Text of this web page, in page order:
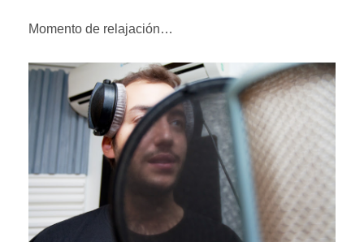
Momento de relajación…